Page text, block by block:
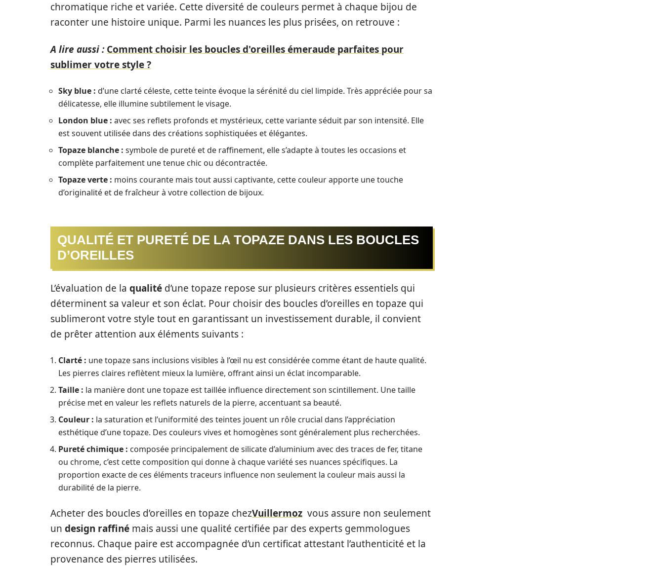
chromatique riche et variée. Cette diversité de couleurs permet à chaque bijou de
raconter une histoire unique. Parmi les nuances les plus prisées, on retrouve :
A lire aussi : Comment choisir les boucles d'oreilles émeraude parfaites pour
sublimer votre style ?
Sky blue : d’une clarté céleste, cette teinte évoque la sérénité du ciel limpide. Très appréciée pour sa
délicatesse, elle illumine subtilement le visage.
London blue : avec ses reflets profonds et mystérieux, cette variante séduit par son intensité. Elle
est souvent utilisée dans des créations sophistiquées et élégantes.
Topaze blanche : symbole de pureté et de raffinement, elle s’adapte à toutes les occasions et
complète parfaitement une tenue chic ou décontractée.
Topaze verte : moins courante mais tout aussi captivante, cette couleur apporte une touche
d’originalité et de fraîcheur à votre collection de bijoux.
QUALITÉ ET PURETÉ DE LA TOPAZE DANS LES BOUCLES
D’OREILLES
L’évaluation de la qualité d’une topaze repose sur plusieurs critères essentiels qui
déterminent sa valeur et son éclat. Pour choisir des boucles d’oreilles en topaze qui
sublimeront votre style tout en garantissant un investissement durable, il convient
de prêter attention aux éléments suivants :
Clarté : une topaze sans inclusions visibles à l’œil nu est considérée comme étant de haute qualité.
Les pierres claires reflètent mieux la lumière, offrant ainsi un éclat incomparable.
Taille : la manière dont une topaze est taillée influence directement son scintillement. Une taille
précise met en valeur les reflets naturels de la pierre, accentuant sa beauté.
Couleur : la saturation et l’uniformité des teintes jouent un rôle crucial dans l’appréciation
esthétique d’une topaze. Des couleurs vives et homogènes sont généralement plus recherchées.
Pureté chimique : composée principalement de silicate d’aluminium avec des traces de fer, titane
ou chrome, c’est cette composition qui donne à chaque variété ses nuances spécifiques. La
proportion exacte de ces éléments traceurs influence non seulement la couleur mais aussi la
durabilité de la pierre.
Acheter des boucles d’oreilles en topaze chezVuillermoz vous assure non seulement
un design raffiné mais aussi une qualité certifiée par des experts gemmologues
reconnus. Chaque paire est accompagnée d’un certificat attestant l’authenticité et la
provenance des pierres utilisées.